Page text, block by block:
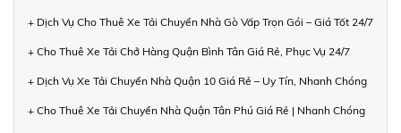
+ Dịch Vụ Cho Thuê Xe Tải Chuyển Nhà Gò Vấp Trọn Gói – Giá Tốt 24/7
+ Cho Thuê Xe Tải Chở Hàng Quận Bình Tân Giá Rẻ, Phục Vụ 24/7
+ Dịch Vụ Xe Tải Chuyển Nhà Quận 10 Giá Rẻ – Uy Tín, Nhanh Chóng
+ Cho Thuê Xe Tải Chuyển Nhà Quận Tân Phú Giá Rẻ | Nhanh Chóng